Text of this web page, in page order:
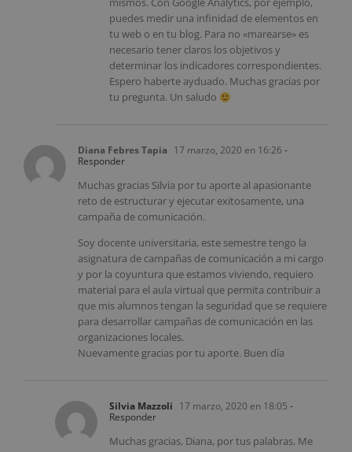
puedes medir una infinidad de elementos en
tu web o en tu blog. Para no «marearse» es
necesario tener claros los objetivos y
determinar los indicadores correspondientes.
Espero haberte ayduado. Muchas gracias por
tu pregunta. Un saludo
Diana Febres Tapia 17 marzo, 2020 en 16:26 -
Responder
Muchas gracias Silvia por tu aporte al apasionante
reto de estructurar y ejecutar exitosamente, una
campaña de comunicación.
Soy docente universitaria, este semestre tengo la
asignatura de campañas de comunicación a mi cargo
y por la coyuntura que estamos viviendo, requiero
material para el aula virtual que permita contribuir a
que mis alumnos tengan la seguridad que se requiere
para desarrollar campañas de comunicación en las
organizaciones locales.
Nuevamente gracias por tu aporte. Buen día
Silvia Mazzoli 17 marzo, 2020 en 18:05 -
Responder
Muchas gracias, Diana, por tus palabras. Me